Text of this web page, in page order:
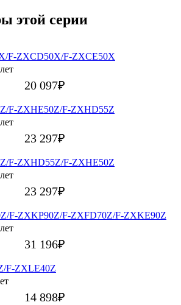
этой серии
F-ZXCD50X/F-ZXCE50X
20 097₽
F-ZXHE50Z/F-ZXHD55Z
23 297₽
F-ZXHD55Z/F-ZXHE50Z
23 297₽
F-ZXKP90Z/F-ZXFD70Z/F-ZXKE90Z
31 196₽
F-ZXLE40Z
14 898₽